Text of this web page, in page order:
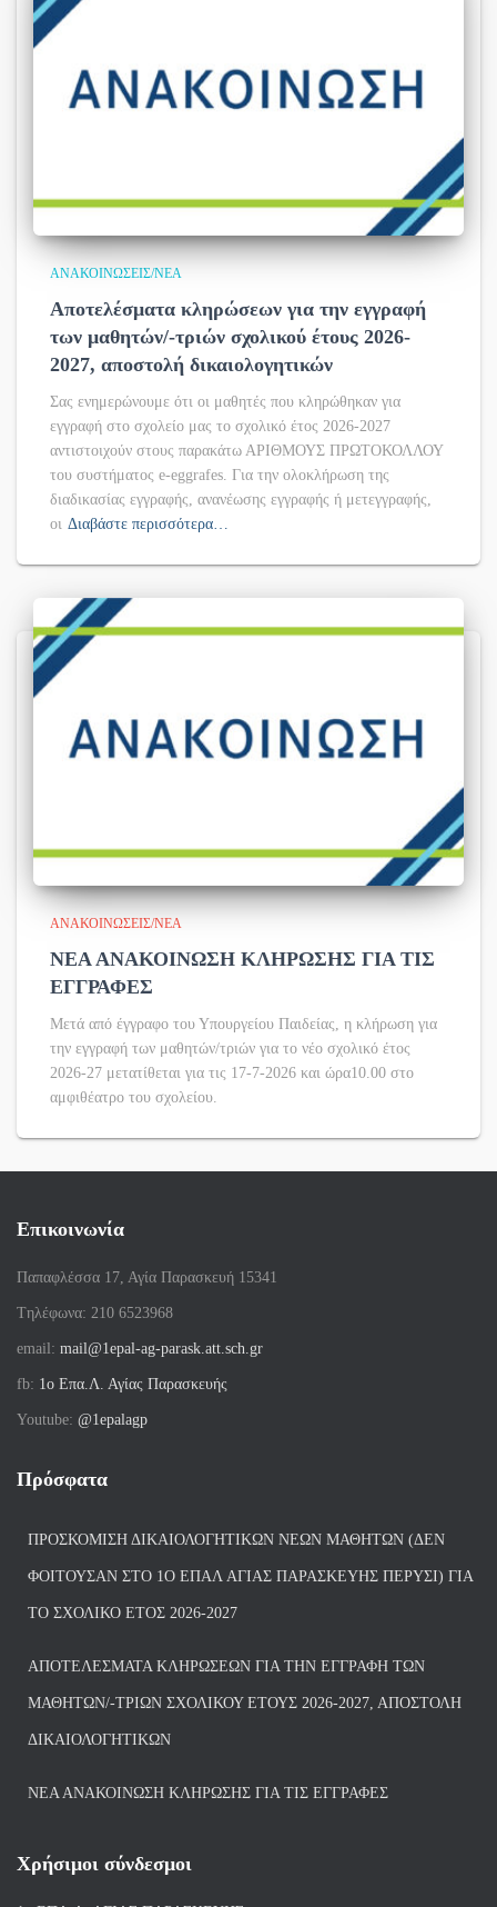
ΑΝΑΚΟΙΝΏΣΕΙΣ/ΝΈΑ
Αποτελέσματα κληρώσεων για την εγγραφή
των μαθητών/-τριών σχολικού έτους 2026-
2027, αποστολή δικαιολογητικών
Σας ενημερώνουμε ότι οι μαθητές που κληρώθηκαν για
εγγραφή στο σχολείο μας το σχολικό έτος 2026-2027
αντιστοιχούν στους παρακάτω ΑΡΙΘΜΟΥΣ ΠΡΩΤΟΚΟΛΛΟΥ
του συστήματος e-eggrafes. Για την ολοκλήρωση της
διαδικασίας εγγραφής, ανανέωσης εγγραφής ή μετεγγραφής,
οι Διαβάστε περισσότερα…
ΑΝΑΚΟΙΝΏΣΕΙΣ/ΝΈΑ
ΝΕΑ ΑΝΑΚΟΙΝΩΣΗ ΚΛΗΡΩΣΗΣ ΓΙΑ ΤΙΣ
ΕΓΓΡΑΦΕΣ
Μετά από έγγραφο του Υπουργείου Παιδείας, η κλήρωση για
την εγγραφή των μαθητών/τριών για το νέο σχολικό έτος
2026-27 μετατίθεται για τις 17-7-2026 και ώρα10.00 στο
αμφιθέατρο του σχολείου.
Επικοινωνία
Παπαφλέσσα 17, Αγία Παρασκευή 15341
Tηλέφωνα: 210 6523968
email: mail@1epal-ag-parask.att.sch.gr
fb: 1ο Επα.Λ. Αγίας Παρασκευής
Youtube: @1epalagp
Πρόσφατα
ΠΡΟΣΚΌΜΙΣΗ ΔΙΚΑΙΟΛΟΓΗΤΙΚΏΝ ΝΈΩΝ ΜΑΘΗΤΏΝ (ΔΕΝ
ΦΟΙΤΟΎΣΑΝ ΣΤΟ 1Ο ΕΠΑΛ ΑΓΙΑΣ ΠΑΡΑΣΚΕΥΗΣ ΠΈΡΥΣΙ) ΓΙΑ
ΤΟ ΣΧΟΛΙΚΌ ΈΤΟΣ 2026-2027
ΑΠΟΤΕΛΈΣΜΑΤΑ ΚΛΗΡΏΣΕΩΝ ΓΙΑ ΤΗΝ ΕΓΓΡΑΦΉ ΤΩΝ
ΜΑΘΗΤΏΝ/-ΤΡΙΏΝ ΣΧΟΛΙΚΟΎ ΈΤΟΥΣ 2026-2027, ΑΠΟΣΤΟΛΉ
ΔΙΚΑΙΟΛΟΓΗΤΙΚΏΝ
ΝΕΑ ΑΝΑΚΟΙΝΩΣΗ ΚΛΗΡΩΣΗΣ ΓΙΑ ΤΙΣ ΕΓΓΡΑΦΕΣ
Χρήσιμοι σύνδεσμοι